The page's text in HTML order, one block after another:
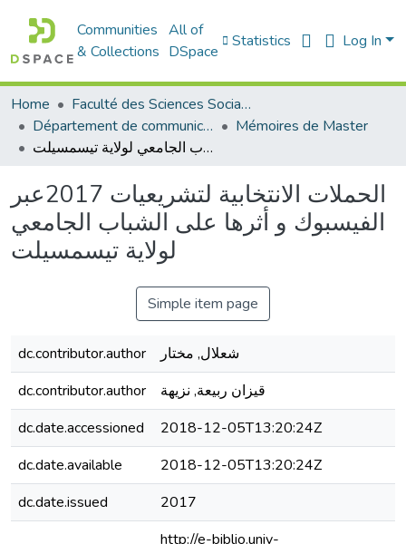
Communities
& Collections
All of
DSpace
Statistics Log In
Home
Faculté des Sciences Sociales
Département de communication
Mémoires de Master
الحملات الانتخابية لتشريعيات 2017عبر الفيسبوك و أثرها على الشباب الجامعي لولاية تيسمسيلت
الحملات الانتخابية لتشريعيات 2017عبر
الفيسبوك و أثرها على الشباب الجامعي
لولاية تيسمسيلت
Simple item page
dc.contributor.author
شعلال, مختار
dc.contributor.author
قيزان ربيعة, نزيهة
dc.date.accessioned
2018-12-05T13:20:24Z
dc.date.available
2018-12-05T13:20:24Z
dc.date.issued
2017
http://e-biblio.univ-